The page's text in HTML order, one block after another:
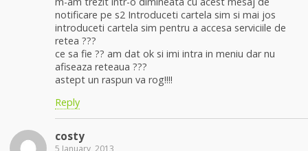
notificare pe s2 Introduceti cartela sim si mai jos
introduceti cartela sim pentru a accesa serviciile de
retea ???
ce sa fie ?? am dat ok si imi intra in meniu dar nu
afiseaza reteaua ???
astept un raspun va rog!!!!
Reply
costy